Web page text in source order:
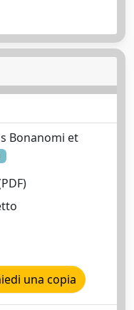
Bonanomi et
una copia